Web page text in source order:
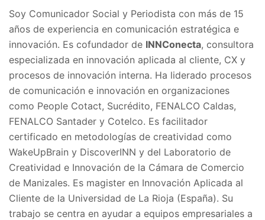
Soy Comunicador Social y Periodista con más de 15
años de experiencia en comunicación estratégica e
innovación. Es cofundador de INNConecta, consultora
especializada en innovación aplicada al cliente, CX y
procesos de innovación interna. Ha liderado procesos
de comunicación e innovación en organizaciones
como People Cotact, Sucrédito, FENALCO Caldas,
FENALCO Santader y Cotelco. Es facilitador
certificado en metodologías de creatividad como
WakeUpBrain y DiscoverINN y del Laboratorio de
Creatividad e Innovación de la Cámara de Comercio
de Manizales. Es magister en Innovación Aplicada al
Cliente de la Universidad de La Rioja (España). Su
trabajo se centra en ayudar a equipos empresariales a